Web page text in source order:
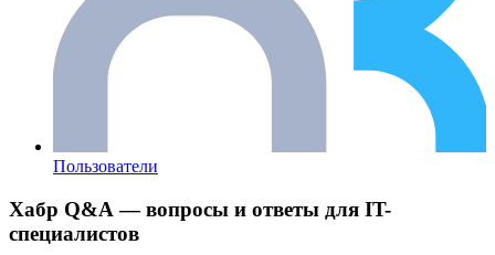
Пользователи
Хабр Q&A — вопросы и ответы для IT-
специалистов